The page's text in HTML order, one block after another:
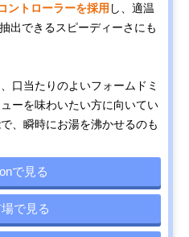
ントローラーを採用 し、適温
出できるスピーディーさにも
口当たりのよいフォームドミ
ーを味わいたい方に向いてい
、瞬時にお湯を沸かせるのも
で見る
で見る